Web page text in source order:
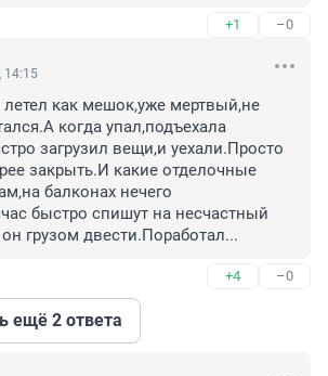
+1 –0
14:15
летел как мешок,уже мертвый,не
когда упал,подъехала
загрузил вещи,и уехали.Просто
закрыть.И какие отделочные
балконах нечего
быстро спишут на несчастный
грузом двести.Поработал...
+4 –0
ещё 2 ответа